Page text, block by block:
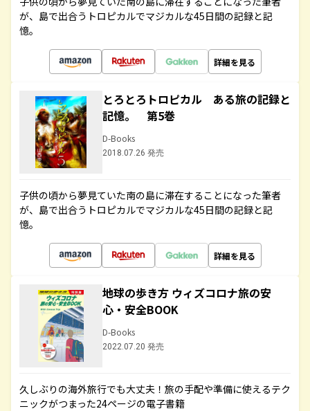
が、島で出合うトロピカルでマジカルな45日間の記録と記
憶。
詳細を見る
とろとろトロピカル ある旅の記録と
記憶。 第5巻
D-Books
2018.07.26 発売
子供の頃から夢見ていた南の島に滞在することになった筆者
が、島で出合うトロピカルでマジカルな45日間の記録と記
憶。
詳細を見る
地球の歩き方 ウィズコロナ旅の安
心・安全BOOK
D-Books
2022.07.20 発売
久しぶりの海外旅行でも大丈夫！旅の手配や準備に使えるテク
ニックがつまった24ページの電子書籍